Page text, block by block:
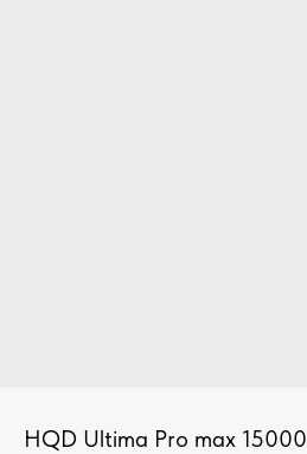
HQD Ultima Pro max 15000